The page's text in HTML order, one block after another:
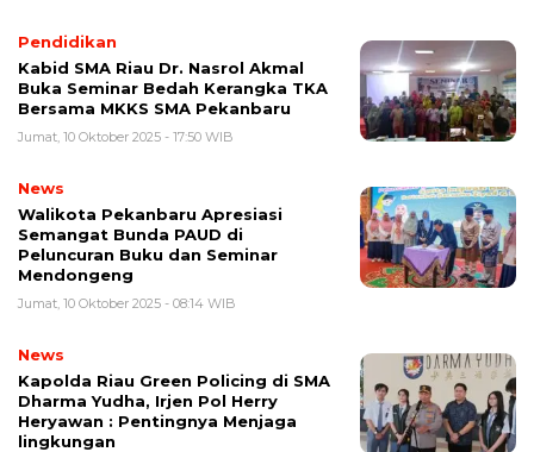
Pendidikan
Kabid SMA Riau Dr. Nasrol Akmal
Buka Seminar Bedah Kerangka TKA
Bersama MKKS SMA Pekanbaru
Jumat, 10 Oktober 2025 - 17:50 WIB
News
Walikota Pekanbaru Apresiasi
Semangat Bunda PAUD di
Peluncuran Buku dan Seminar
Mendongeng
Jumat, 10 Oktober 2025 - 08:14 WIB
News
Kapolda Riau Green Policing di SMA
Dharma Yudha, Irjen Pol Herry
Heryawan : Pentingnya Menjaga
lingkungan